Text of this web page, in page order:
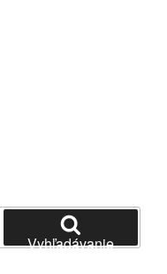
Vyhľadávanie